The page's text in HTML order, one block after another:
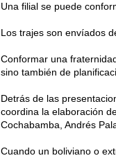
Una filial se puede
Los trajes son envíados
Conformar una
sino también de
Detrás de las
coordina la elaboración
Cochabamba, Andrés
Cuando un boliviano o